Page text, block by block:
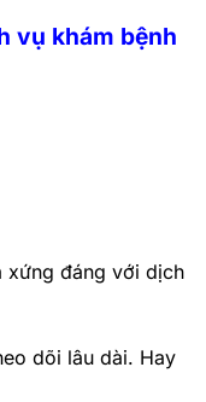
vụ khám bệnh
xứng đáng với dịch
dõi lâu dài. Hay